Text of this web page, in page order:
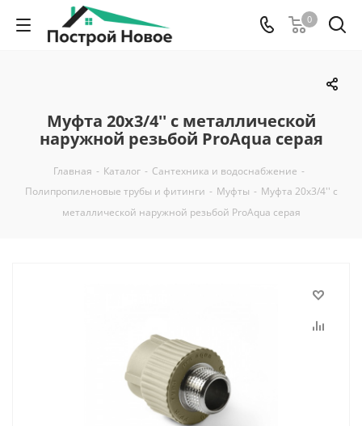
0
Муфта 20x3/4'' с металлической
наружной резьбой ProAqua серая
Главная - Каталог - Сантехника и водоснабжение -
Полипропиленовые трубы и фитинги - Муфты - Муфта 20x3/4'' с
металлической наружной резьбой ProAqua серая